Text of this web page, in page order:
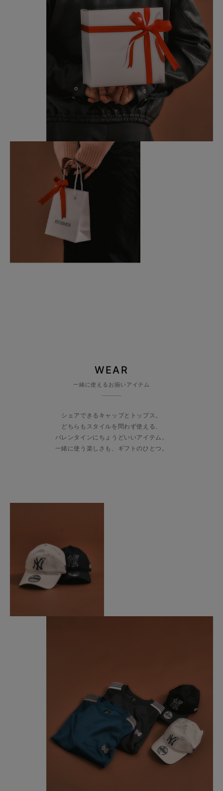
WEAR
一緒に使えるお揃いアイテム
シェアできるキャップとトップス。
どちらもスタイルを問わず使える、
バレンタインにちょうどいいアイテム。
一緒に使う楽しさも、ギフトのひとつ。